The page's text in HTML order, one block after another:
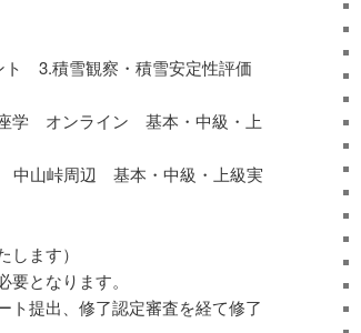
ト 3.積雪観察・積雪安定性評価
学 オンライン 基本・中級・上
中山峠周辺 基本・中級・上級実
ます）
となります。
ト提出、修了認定審査を経て修了